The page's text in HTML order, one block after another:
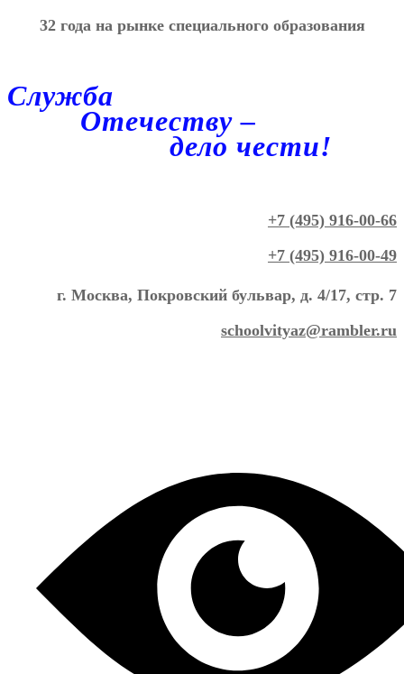
32 года на рынке специального образования
Служба
Отечеству –
дело чести!
+7 (495) 916-00-66
+7 (495) 916-00-49
г. Москва, Покровский бульвар, д. 4/17, стр. 7
schoolvityaz@rambler.ru